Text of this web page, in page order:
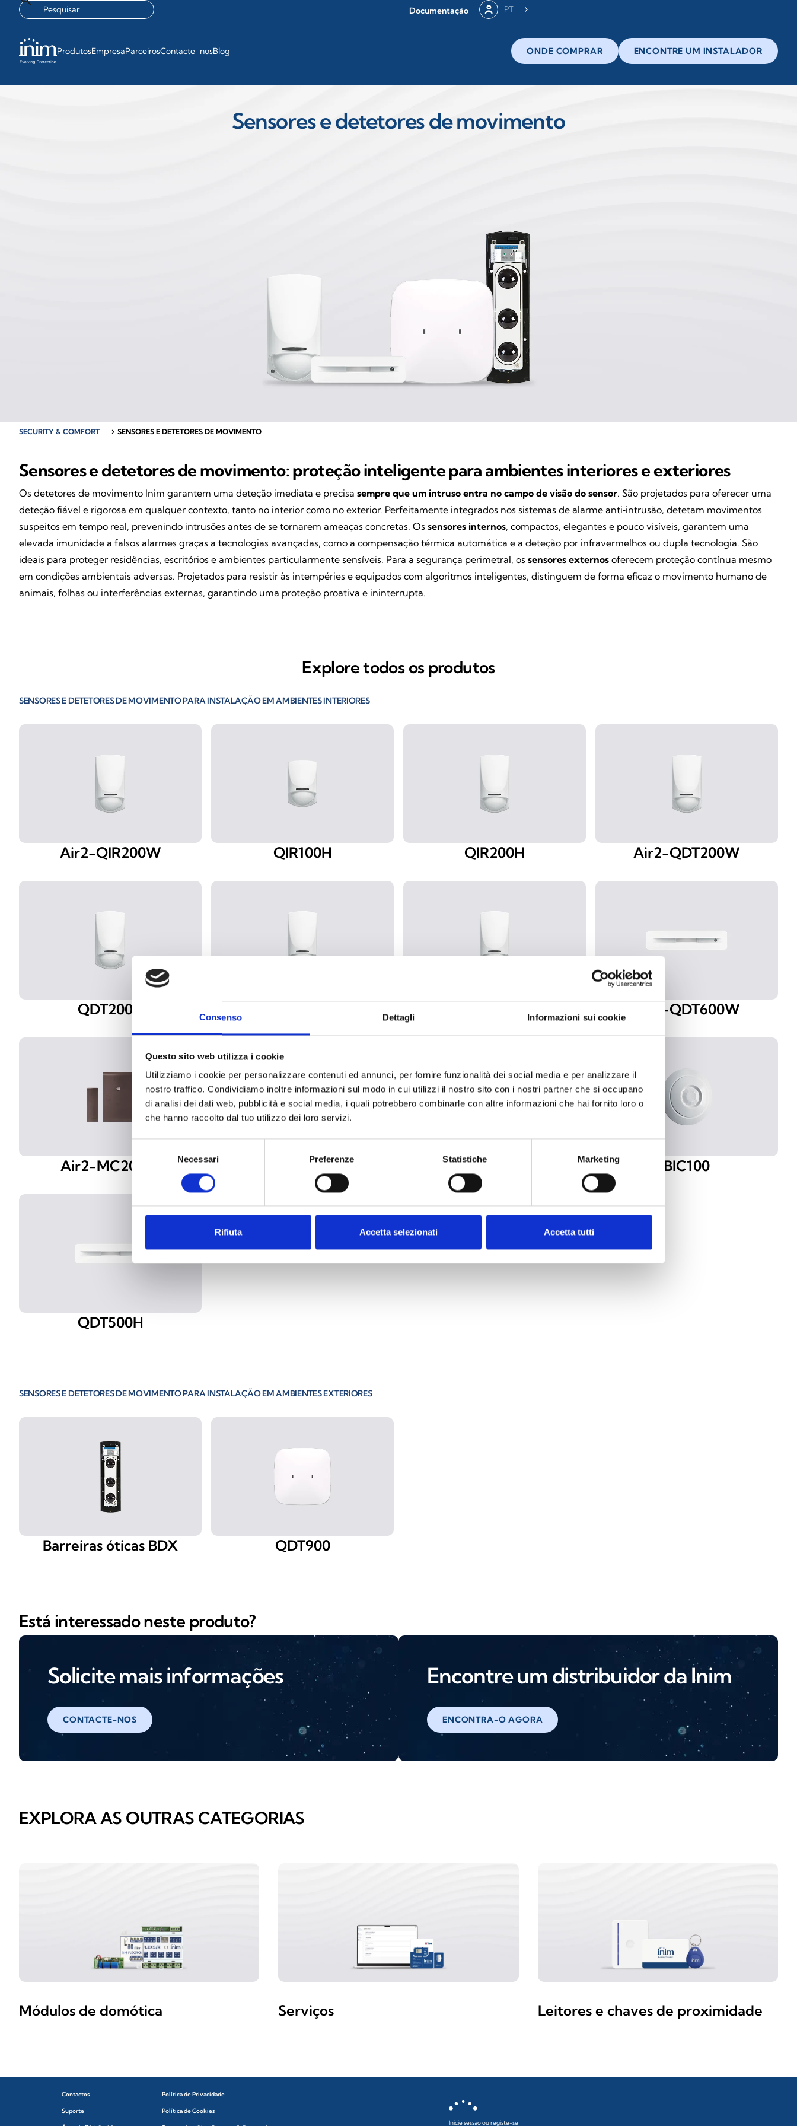
Consenso Dettagli Informazioni sui cookie
Questo sito web utilizza i cookie
Utilizziamo i cookie per personalizzare contenuti ed annunci, per fornire funzionalità dei social media e per analizzare il
nostro traffico. Condividiamo inoltre informazioni sul modo in cui utilizzi il nostro sito con i nostri partner che si occupano
di analisi dei dati web, pubblicità e social media, i quali potrebbero combinarle con altre informazioni che hai fornito loro o
che hanno raccolto dal tuo utilizzo dei loro servizi.
del
consenso
Necessari Preferenze Statistiche Marketing
Rifiuta Accetta selezionati Accetta tutti
Documentação PT
ProdutosEmpresaParceirosContacte-nosBlog ONDE COMPRAR ENCONTRE UM INSTALADOR
Sensores e detetores de movimento
SECURITY & COMFORT chevron_right SENSORES E DETETORES DE MOVIMENTO
Sensores e detetores de movimento: proteção inteligente para ambientes interiores e exteriores
Os detetores de movimento Inim garantem uma deteção imediata e precisa sempre que um intruso entra no campo de visão do sensor. São projetados para oferecer uma
deteção fiável e rigorosa em qualquer contexto, tanto no interior como no exterior. Perfeitamente integrados nos sistemas de alarme anti‑intrusão, detetam movimentos
suspeitos em tempo real, prevenindo intrusões antes de se tornarem ameaças concretas. Os sensores internos, compactos, elegantes e pouco visíveis, garantem uma
elevada imunidade a falsos alarmes graças a tecnologias avançadas, como a compensação térmica automática e a deteção por infravermelhos ou dupla tecnologia. São
ideais para proteger residências, escritórios e ambientes particularmente sensíveis. Para a segurança perimetral, os sensores externos oferecem proteção contínua mesmo
em condições ambientais adversas. Projetados para resistir às intempéries e equipados com algoritmos inteligentes, distinguem de forma eficaz o movimento humano de
animais, folhas ou interferências externas, garantindo uma proteção proativa e ininterrupta.
Explore todos os produtos
SENSORES E DETETORES DE MOVIMENTO PARA INSTALAÇÃO EM AMBIENTES INTERIORES
Air2-QIR200W QIR100H QIR200H Air2-QDT200W
QDT200H QDT200HM Air2-QDT600W
Air2-MC200/S Air2-MC300 Air2-MC400 BIC100
QDT500H
SENSORES E DETETORES DE MOVIMENTO PARA INSTALAÇÃO EM AMBIENTES EXTERIORES
Barreiras óticas BDX QDT900
Está interessado neste produto?
Solicite mais informações
CONTACTE-NOS
Encontre um distribuidor da Inim
ENCONTRA-O AGORA
EXPLORA AS OUTRAS CATEGORIAS
Módulos de domótica Serviços Leitores e chaves de proximidade
Contactos
Suporte
Política de Privacidade
Política de Cookies
Inicie sessão ou registe-se